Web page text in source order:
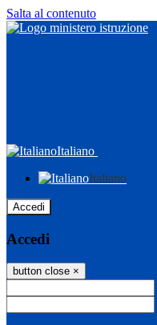
Salta al contenuto
Italiano
Italiano
Accedi
Accedi
button close ×